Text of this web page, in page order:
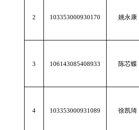
2 103353000930170 姚永康
3 106143085408933 陈芯蝶
4 103353000931089 徐凯琦